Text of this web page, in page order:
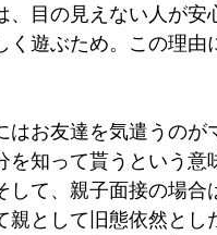
、目の見えない人が
く遊ぶため。この理
お友達を気遣うの
を知って貰うという
して、親子面接の場
親として旧態依然と